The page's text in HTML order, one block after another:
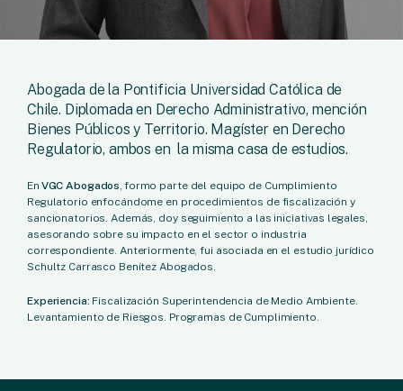
Abogada de la Pontificia Universidad Católica de
Chile. Diplomada en Derecho Administrativo, mención
Bienes Públicos y Territorio. Magíster en Derecho
Regulatorio, ambos en la misma casa de estudios.
En VGC Abogados , formo parte del equipo de Cumplimiento
Regulatorio enfocándome en procedimientos de fiscalización y
sancionatorios. Además, doy seguimiento a las iniciativas legales,
asesorando sobre su impacto en el sector o industria
correspondiente. Anteriormente, fui asociada en el estudio jurídico
Schultz Carrasco Benítez Abogados.
Experiencia: Fiscalización Superintendencia de Medio Ambiente.
Levantamiento de Riesgos. Programas de Cumplimiento.